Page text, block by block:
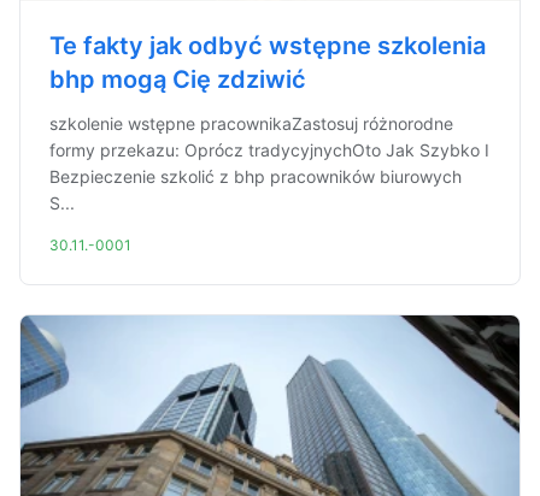
Te fakty jak odbyć wstępne szkolenia
bhp mogą Cię zdziwić
szkolenie wstępne pracownikaZastosuj różnorodne
formy przekazu: Oprócz tradycyjnychOto Jak Szybko I
Bezpieczenie szkolić z bhp pracowników biurowych
S...
30.11.-0001